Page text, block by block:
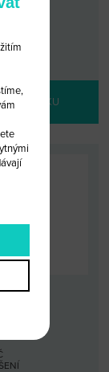
DO KOŠÍKU